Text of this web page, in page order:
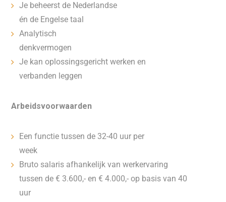
Je beheerst de Nederlandse
én de Engelse taal
Analytisch
denkvermogen
Je kan oplossingsgericht werken en
verbanden leggen
Arbeidsvoorwaarden
Een functie tussen de 32-40 uur per
week
Bruto salaris afhankelijk van werkervaring
tussen de € 3.600,- en € 4.000,- op basis van 40
uur